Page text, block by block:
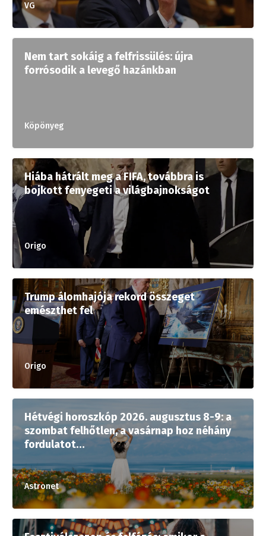
VG
Nem tart sokáig a felfrissülés: újra
forrósodik a levegő hazánkban
Köpönyeg
Hiába hátrált meg a FIFA, továbbra is
bojkott fenyegeti a világbajnokságot
Origo
Trump álomhajója rekord összeget
emészthet fel
Origo
Hétvégi horoszkóp 2026. augusztus 8-9: a
szombat felhőtlen, a vasárnap hoz néhány
fordulatot…
Astronet